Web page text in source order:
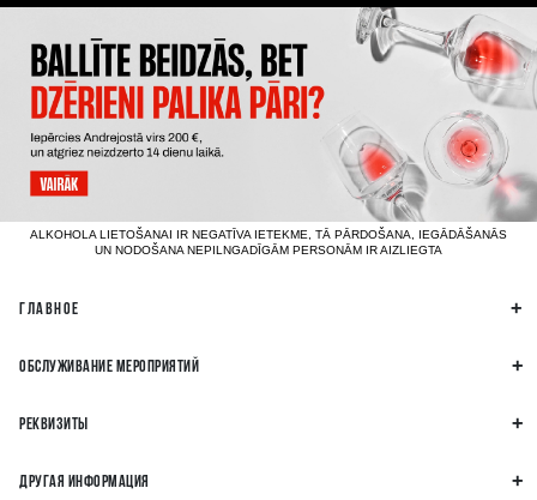
ALKOHOLA LIETOŠANAI IR NEGATĪVA IETEKME, TĀ PĀRDOŠANA, IEGĀDĀŠANĀS
UN NODOŠANA NEPILNGADĪGĀM PERSONĀM IR AIZLIEGTA
ГЛАВНОЕ
ОБСЛУЖИВАНИЕ МЕРОПРИЯТИЙ
РЕКВИЗИТЫ
ДРУГАЯ ИНФОРМАЦИЯ